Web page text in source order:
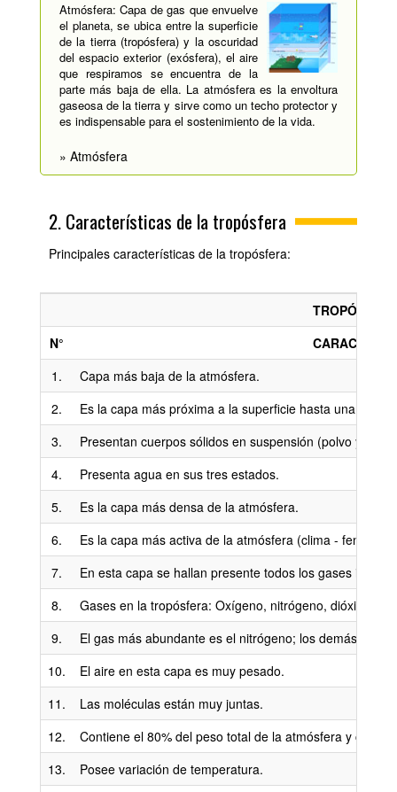
Atmósfera: Capa de gas que envuelve
el planeta, se ubica entre la superficie
de la tierra (tropósfera) y la oscuridad
del espacio exterior (exósfera), el aire
que respiramos se encuentra de la
parte más baja de ella. La atmósfera es la envoltura
gaseosa de la tierra y sirve como un techo protector y
es indispensable para el sostenimiento de la vida.
» Atmósfera
2. Características de la tropósfera
Principales características de la tropósfera:
N°
1.
Capa más baja de la atmósfera.
2.
Es la capa más próxima a la superficie hasta una
3.
Presentan cuerpos sólidos en suspensión (polvo y
4.
Presenta agua en sus tres estados.
5.
Es la capa más densa de la atmósfera.
6.
Es la capa más activa de la atmósfera (clima -
7.
En esta capa se hallan presente todos los gases
8.
Gases en la tropósfera: Oxígeno, nitrógeno, dióxido de
9.
El gas más abundante es el nitrógeno; los demás se
10.
El aire en esta capa es muy pesado.
11.
Las moléculas están muy juntas.
12.
Contiene el 80% del peso total de la atmósfera y casi
13.
Posee variación de temperatura.